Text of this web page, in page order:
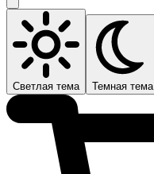
Светлая тема Темная тема